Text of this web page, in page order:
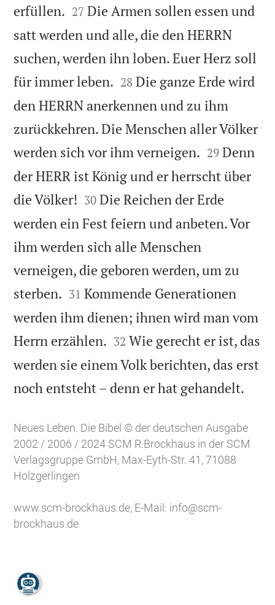
erfüllen. 

27 Die Armen sollen essen und
satt werden und alle, die den HERRN
suchen, werden ihn loben. Euer Herz soll
für immer leben. 

28 Die ganze Erde wird
den HERRN anerkennen und zu ihm
zurückkehren. Die Menschen aller Völker
werden sich vor ihm verneigen. 

29 Denn
der HERR ist König und er herrscht über
die Völker! 

30 Die Reichen der Erde
werden ein Fest feiern und anbeten. Vor
ihm werden sich alle Menschen
verneigen, die geboren werden, um zu
sterben. 

31 Kommende Generationen
werden ihm dienen; ihnen wird man vom
Herrn erzählen. 

32 Wie gerecht er ist, das
werden sie einem Volk berichten, das erst
noch entsteht – denn er hat gehandelt.
Neues Leben. Die Bibel © der deutschen Ausgabe
2002 / 2006 / 2024 SCM R.Brockhaus in der SCM
Verlagsgruppe GmbH, Max-Eyth-Str. 41, 71088
Holzgerlingen
www.scm-brockhaus.de, E-Mail: info@scm-
brockhaus.de